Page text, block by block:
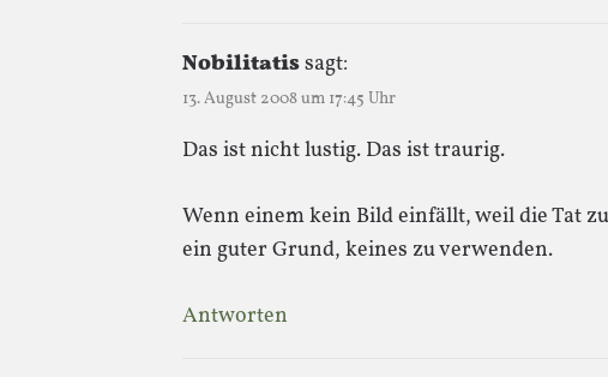
Nobilitatissagt:
13. August 2008 um 17:45 Uhr
Das ist nicht lustig. Das ist traurig.
Wenn einem kein Bild einfällt, weil die Tat
ein guter Grund, keines zu verwenden.
Antworten